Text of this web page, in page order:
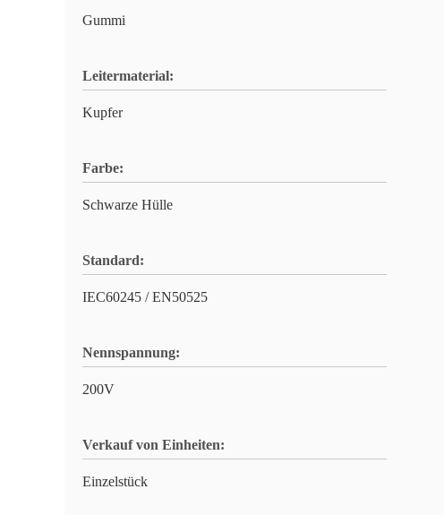
Gummi
Leitermaterial:
Kupfer
Farbe:
Schwarze Hülle
Standard:
IEC60245 / EN50525
Nennspannung:
200V
Verkauf von Einheiten:
Einzelstück